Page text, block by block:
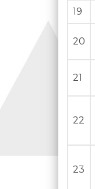
19
20
21
22
23